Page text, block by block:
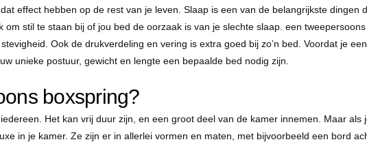
effect hebben op de rest van je leven. Slaap is een van de belangrijkste dingen
stil te staan bij of jou bed de oorzaak is van je slechte slaap. een
Ook de drukverdeling en vering is extra goed bij zo’n bed. Voordat je
unieke postuur, gewicht en lengte een bepaalde bed nodig zijn.
boxspring?
Het kan vrij duur zijn, en een groot deel van de kamer innemen. Maar
in je kamer. Ze zijn er in allerlei vormen en maten, met bijvoorbeeld een bord